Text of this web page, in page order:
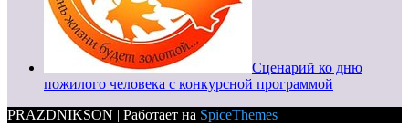
Сценарий ко дню
пожилого человека с конкурсной программой
PRAZDNIKSON | Работает на SpiceThemes